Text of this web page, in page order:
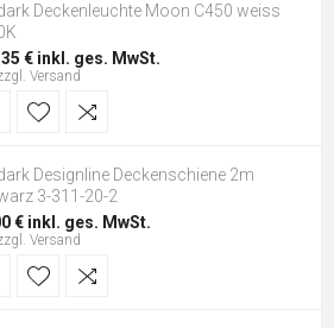
Deckenleuchte Moon C450 weiss
€ inkl. ges. MwSt.
Versand
Designline Deckenschiene 2m
3-311-20-2
€ inkl. ges. MwSt.
Versand